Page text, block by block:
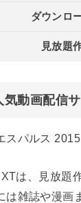
ダウンロ
見放題
気動画配信
スパルス
は、見放題
は雑誌や漫画